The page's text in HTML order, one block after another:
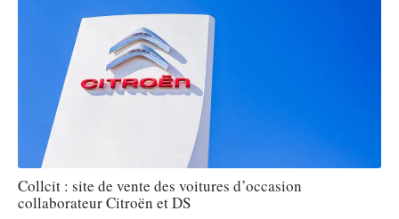
Collcit : site de vente des voitures d’occasion
collaborateur Citroën et DS